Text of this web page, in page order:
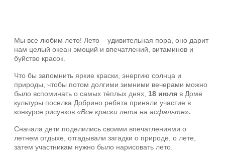
Мы все любим лето! Лето – удивительная пора, оно дарит
нам целый океан эмоций и впечатлений, витаминов и
буйство красок.
Что бы запомнить яркие краски, энергию солнца и
природы, чтобы потом долгими зимними вечерами можно
было вспоминать о самых тёплых днях, 18 июля в Доме
культуры поселка Добрино ребята приняли участие в
конкурсе рисунков «Все краски лета на асфальте».
Сначала дети поделились своими впечатлениями о
летнем отдыхе, отгадывали загадки о природе, о лете,
затем участникам нужно было нарисовать лето.